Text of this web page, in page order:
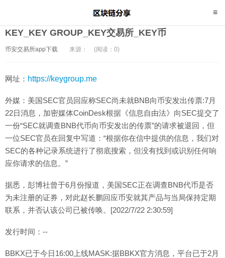
KEY_KEY GROUP_KEY交易所_KEY币
币安交易所app下载 来源： (阅读：0)
网址： https://keygroup.me
外媒：美国SEC官员回应称SEC尚未就BNB向币安发出传票:7月
22日消息，加密媒体CoinDesk根据《信息自由法》向SEC提交了
一份“SEC就调查BNB代币向币安发出的传票”的请求被退回，但
一位SEC官员在回复中写道：“根据你在信中提供的信息，我们对
SEC的各种记录系统进行了彻底搜索，但没有找到或识别任何响
应你请求的信息。”
据悉，彭博社曾于6月份报道，美国SEC正在调查BNB代币是否
为未注册的证券，对此赵长鹏回应币安就其产品与当局保持定期
联系，并否认该公司已被传唤。[2022/7/22 2:30:59]
发行时间：--
BBKX已于今日16:00上线MASK:据BBKX官方消息，平台已于2月